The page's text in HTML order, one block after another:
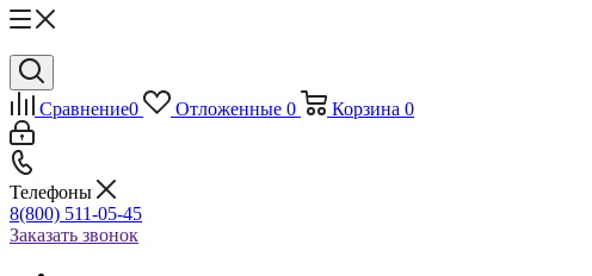
Сравнение0 Отложенные 0 Корзина 0
Телефоны
8(800) 511-05-45
Заказать звонок